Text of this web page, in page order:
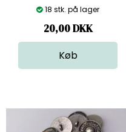
18 stk. på lager
20,00DKK